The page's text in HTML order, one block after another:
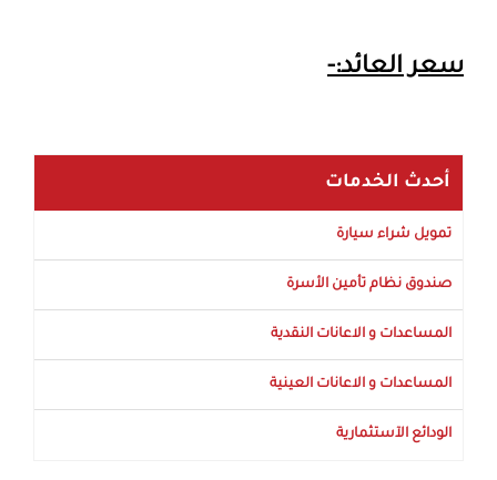
سعر العائد:-
أحدث الخدمات
تمويل شراء سيارة
صندوق نظام تأمين الأسرة
المساعدات و الاعانات النقدية
المساعدات و الاعانات العينية
الودائع الآستثمارية